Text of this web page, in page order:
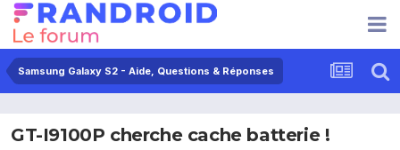
Samsung Galaxy S2 - Aide, Questions & Réponses
GT-I9100P cherche cache batterie !